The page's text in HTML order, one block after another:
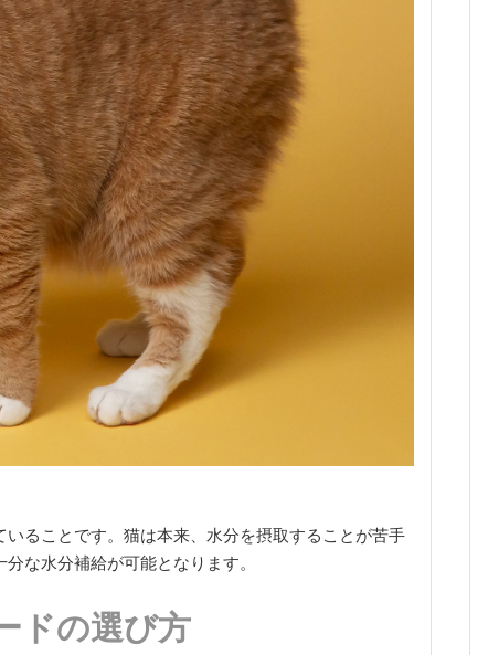
ることです。猫は本来、水分を摂取することが苦手
な水分補給が可能となります。
ドの選び方